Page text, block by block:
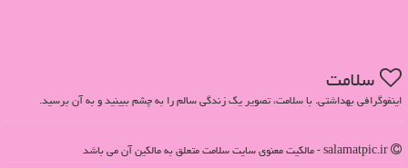
سلامت
اینفوگرافی بهداشتی. با سلامت، تصویر یک زندگی سالم را به چشم ببینید و به آن برسید.